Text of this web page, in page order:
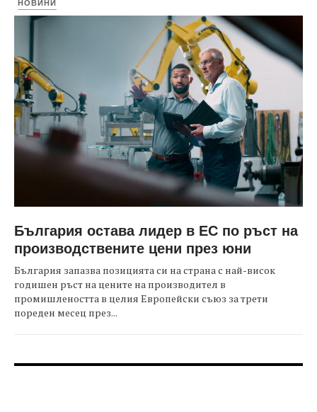
НОВИНИ
България остава лидер в ЕС по ръст на
производствените цени през юни
България запазва позицията си на страна с най-висок
годишен ръст на цените на производител в
промишлеността в целия Европейски съюз за трети
пореден месец през...